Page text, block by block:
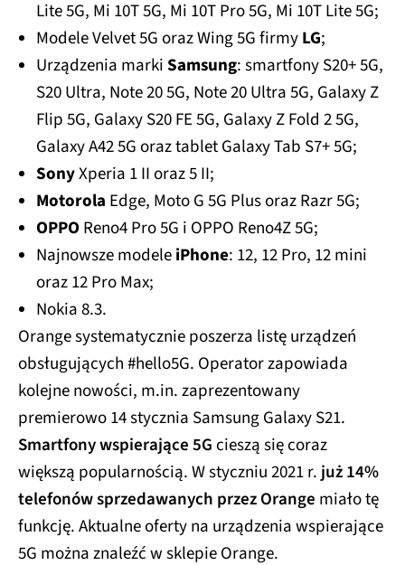
Lite 5G, Mi 10T 5G, Mi 10T Pro 5G, Mi 10T Lite 5G;
Modele Velvet 5G oraz Wing 5G firmyLG;
Urządzenia markiSamsung: smartfony S20+ 5G,
S20 Ultra, Note 20 5G, Note 20 Ultra 5G, Galaxy Z
Flip 5G, Galaxy S20 FE 5G, Galaxy Z Fold 2 5G,
Galaxy A42 5G oraz tablet Galaxy Tab S7+ 5G;
SonyXperia 1 II oraz 5 II;
Motorola Edge, Moto G 5G Plus oraz Razr 5G;
OPPOReno4 Pro 5G i OPPO Reno4Z 5G;
Najnowsze modeleiPhone: 12, 12 Pro, 12 mini
oraz 12 Pro Max;
Nokia 8.3.
Orange systematycznie poszerza listę urządzeń
obsługujących #hello5G. Operator zapowiada
kolejne nowości, m.in. zaprezentowany
premierowo 14 stycznia Samsung Galaxy S21.
Smartfony wspierające 5Gcieszą się coraz
większą popularnością. W styczniu 2021 r. już 14%
telefonów sprzedawanych przez Orange miało tę
funkcję. Aktualne oferty na urządzenia wspierające
5G można znaleźć w sklepie Orange.